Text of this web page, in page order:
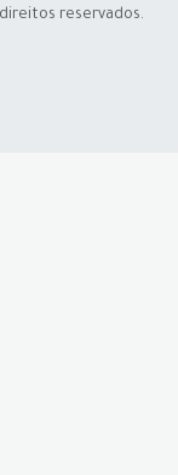
reservados.